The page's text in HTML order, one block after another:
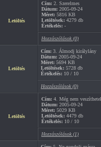
Letöltés
Cím: 2. Szerelmes
Dátum: 2005-09-24
Méret: 5816 KB
Letöltések: 4279 db
Értékelés: -
Hozzászólások (0)
Letöltés
Cím: 3. Álmodj királylány
Dátum: 2005-09-24
Méret: 5694 KB
Letöltések: 5728 db
Értékelés: 10 / 10
Hozzászólások (0)
Letöltés
Cím: 4. Még nem
Dátum: 2005-09-24
Méret: 5029 KB
Letöltések: 4479 db
Értékelés: 10 / 10
Hozzászólások (1)